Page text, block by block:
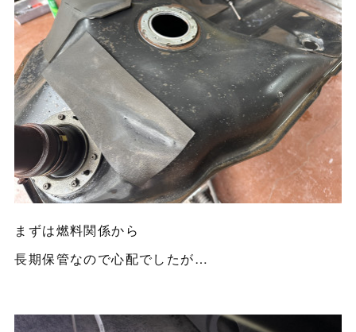
まずは燃料関係から
長期保管なので心配でしたが…